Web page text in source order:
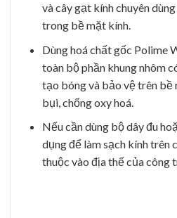
và cây gạt kính chuyên
trong bề mặt kính.
Dùng hoá chất gốc Polime
toàn bộ phần khung nhôm
tạo bóng và bảo vệ trên bề
bụi, chống oxy hoá.
Nếu cần dùng bộ dây đu
dụng để làm sạch kính trên
thuộc vào địa thế của công